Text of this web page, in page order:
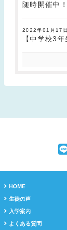
随時開催中！
2022年01月17日
【中学校3
HOME
生徒の声
入学案内
よくある質問